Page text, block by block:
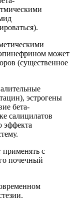
может
(существенное
эстрогены
бета-
салицилатов
эффекта
применять с
почечный